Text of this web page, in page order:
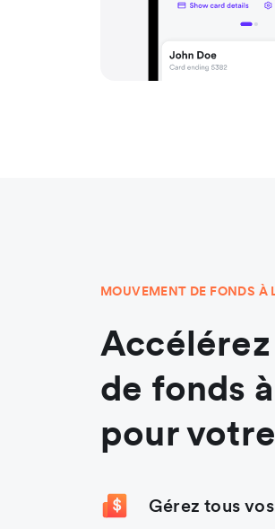
MOUVEMENT DE FONDS À
de fonds
pour
Gérez tous